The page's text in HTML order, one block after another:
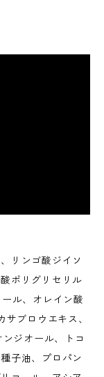
リンゴ酸ジイソ
ポリグリセリル
ル、オレイン酸
ブロウエキス、
ジオール、トコ
子油、プロパン